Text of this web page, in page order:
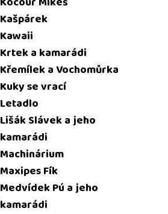
Kašpárek
Kawaii
Krtek a kamarádi
Křemílek a Vochomůrka
Kuky se vrací
Letadlo
Lišák Slávek a jeho
kamarádi
Machinárium
Maxipes Fík
Medvídek Pú a jeho
kamarádi